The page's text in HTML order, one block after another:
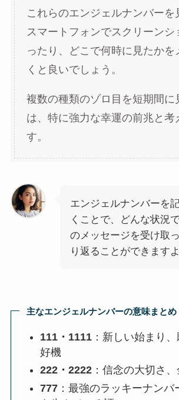
これらのエンジェルナンバーを
スマートフォンでスクリーンシ
ったり、どこで何時に見たかを
くと良いでしょう。
複数の種類のゾロ目を短期間に
は、特に強力な幸運の前兆と考
す。
エンジェルナンバーを
くことで、どんな状況
のメッセージを受け取
り返ることができますよ
主なエンジェルナンバーの意味まとめ
111・1111 ：新しい始まり
好機
222・2222 ：信念の大切さ
777 ：最強のラッキーナンバ